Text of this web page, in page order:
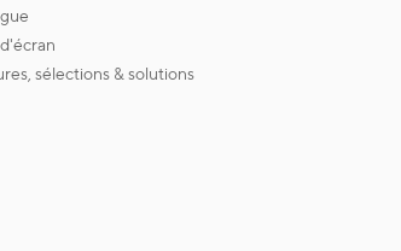
sélections & solutions